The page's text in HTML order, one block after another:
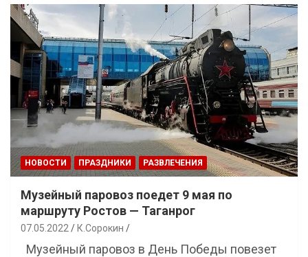
НОВОСТИ ПРАЗДНИКИ РАЗВЛЕЧЕНИЯ
Музейный паровоз поедет 9 мая по
маршруту Ростов — Таганрог
07.05.2022 К.Сорокин
Музейный паровоз в День Победы повезет